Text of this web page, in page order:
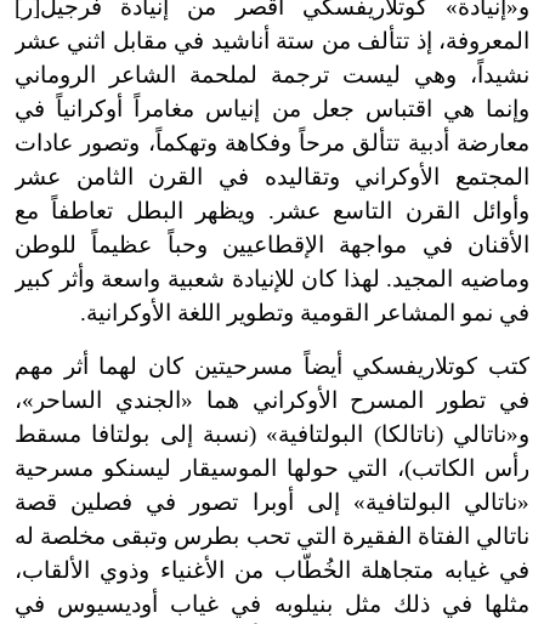
و« إنيادة» كوتلاريفسكي أقصر من إنيادة فرجيل[ر]
المعروفة، إذ تتألف من ستة أناشيد في مقابل اثني عشر
نشيداً، وهي ليست ترجمة لملحمة الشاعر الروماني
وإنما هي اقتباس جعل من إنياس مغامراً أوكرانياً في
معارضة أدبية تتألق مرحاً وفكاهة وتهكماً، وتصور عادات
المجتمع الأوكراني وتقاليده في القرن الثامن عشر
وأوائل القرن التاسع عشر. ويظهر البطل تعاطفاً مع
الأقنان في مواجهة الإقطاعيين وحباً عظيماً للوطن
وماضيه المجيد. لهذا كان للإنيادة شعبية واسعة وأثر كبير
في نمو المشاعر القومية وتطوير اللغة الأوكرانية.
كتب كوتلاريفسكي أيضاً مسرحيتين كان لهما أثر مهم
في تطور المسرح الأوكراني هما «الجندي الساحر »،
و«ناتالي (ناتالكا) البولتافية» (نسبة إلى بولتافا مسقط
رأس الكاتب)، التي حولها الموسيقار ليسنكو مسرحية
«ناتالي البولتافية» إلى أوبرا تصور في فصلين قصة
ناتالي الفتاة الفقيرة التي تحب بطرس وتبقى مخلصة له
في غيابه متجاهلة الخُطّاب من الأغنياء وذوي الألقاب،
مثلها في ذلك مثل بنيلوبه في غياب أوديسيوس في